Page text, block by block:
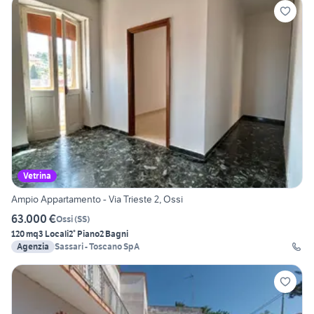
Vetrina
Ampio Appartamento - Via Trieste 2, Ossi
63.000 €Ossi(SS)
120 mq3 Locali2° Piano2 Bagni
Agenzia Sassari - Toscano SpA